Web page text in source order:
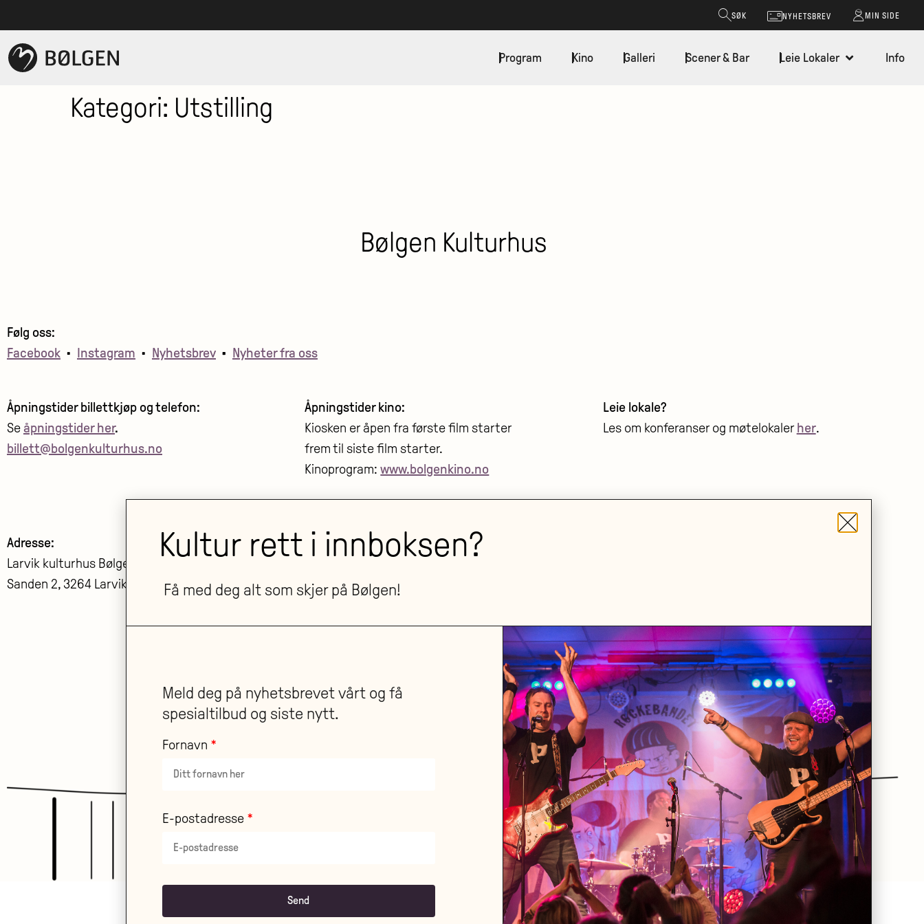
SØK NYHETSBREV MIN SIDE
Program Kino Galleri Scener & Bar Leie Lokaler Info
Kategori: Utstilling
Bølgen Kulturhus
Følg oss:
Facebook • Instagram • Nyhetsbrev • Nyheter fra oss
Åpningstider billettkjøp og telefon:
Se åpningstider her.
billett@bolgenkulturhus.no
Åpningstider kino:
Kiosken er åpen fra første film starter
frem til siste film starter.
Kinoprogram:www.bolgenkino.no
Leie lokale?
Les om konferanser og møtelokalerher.
Adresse:
Larvik kulturhus Bølgen KF
Sanden 2, 3264 Larvik
Postadresse:
PB 2020, 3255 Larvik
Kultur rett i innboksen?
Få med deg alt som skjer på Bølgen!
Meld deg på nyhetsbrevet vårt og få
spesialtilbud og siste nytt.
Fornavn
E-postadresse